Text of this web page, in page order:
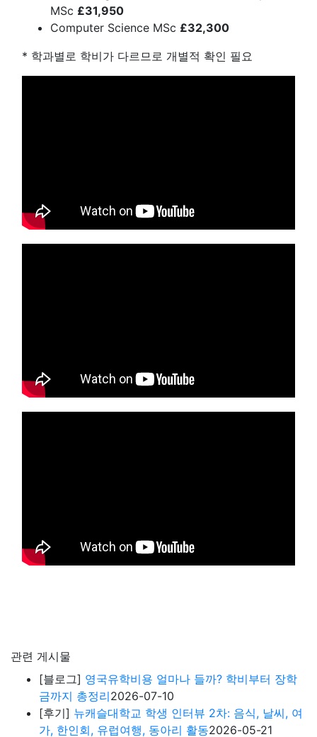
MSc £31,950
Computer Science MSc £32,300
* 학과별로 학비가 다르므로 개별적 확인 필요
관련 게시물
[블로그] 영국유학비용 얼마나 들까? 학비부터 장학
금까지 총정리2026-07-10
[후기] 뉴캐슬대학교 학생 인터뷰 2차: 음식, 날씨, 여
가, 한인회, 유럽여행, 동아리 활동2026-05-21